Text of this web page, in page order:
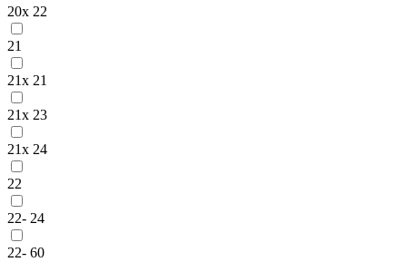
20x 22
21
21x 21
21x 23
21x 24
22
22- 24
22- 60